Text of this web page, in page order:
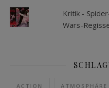
Kritik -
Wars-
ACTION ATMOSPHÄRE